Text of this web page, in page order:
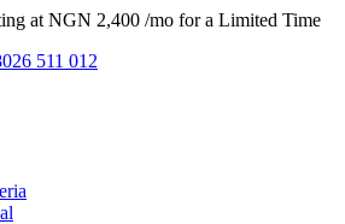
at NGN 2,400 /mo for a Limited Time
511 012